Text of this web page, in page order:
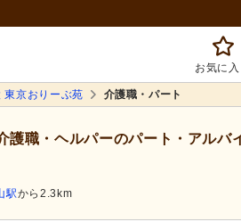
お気に入
東京おりーぶ苑 介護職・パート
護職・ヘルパーのパート・アルバ
駅から2.3km